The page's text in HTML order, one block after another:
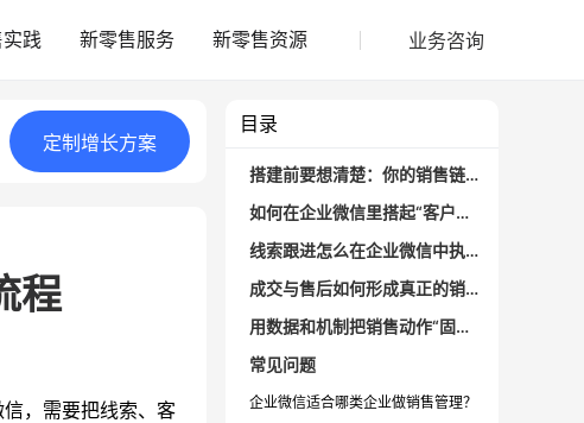
践 新零售服务 新零售资源 业务咨询
定制 增长方案
程
，需要把线索、客
目录
搭建前要想清楚：你的销售链路长什么样？
如何在企业微信里搭起“客户台账”？
线索跟进怎么在企业微信中执行落地？
成交与售后如何形成真正的销售闭环？
用数据和机制把销售动作“固化”下来
常见问题
企业微信适合哪类企业做销售管理？